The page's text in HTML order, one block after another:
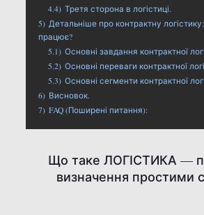
4.4) Третя сторона в логістиці.
5) Детальніше про контрактну
працює?
5.1) Основні завдання контрактної
5.2) Основні переваги контрактної
5.3) Основні сегменти контрактної
6) Висновок.
7) FAQ (Поширені питання):
Що таке ЛОГІСТИКА —
визначення простими